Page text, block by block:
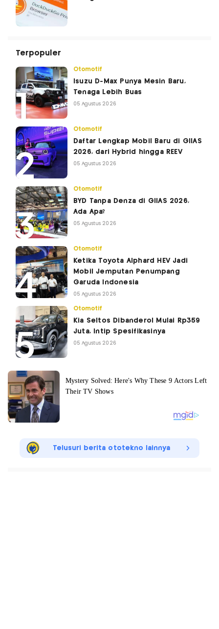
Terpopuler
Otomotif
Isuzu D-Max Punya Mesin Baru,
Tenaga Lebih Buas
05 Agustus 2026
Otomotif
Daftar Lengkap Mobil Baru di GIIAS
2026, dari Hybrid hingga REEV
05 Agustus 2026
Otomotif
BYD Tanpa Denza di GIIAS 2026,
Ada Apa?
05 Agustus 2026
Otomotif
Ketika Toyota Alphard HEV Jadi
Mobil Jemputan Penumpang
Garuda Indonesia
05 Agustus 2026
Otomotif
Kia Seltos Dibanderol Mulai Rp359
Juta, Intip Spesifikasinya
05 Agustus 2026
Telusuri berita ototekno lainnya